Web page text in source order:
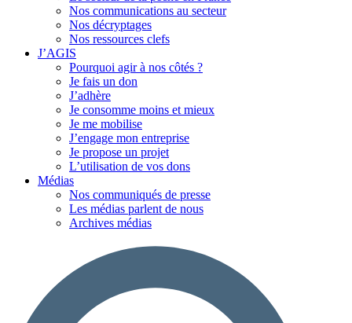
Nos communications au secteur
Nos décryptages
Nos ressources clefs
J’AGIS
Pourquoi agir à nos côtés ?
Je fais un don
J’adhère
Je consomme moins et mieux
Je me mobilise
J’engage mon entreprise
Je propose un projet
L’utilisation de vos dons
Médias
Nos communiqués de presse
Les médias parlent de nous
Archives médias